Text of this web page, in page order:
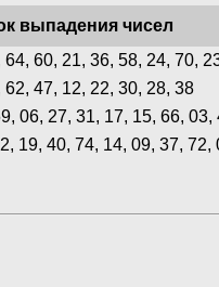
выпадения чисел
60, 21, 36, 58, 24, 70,
62, 47, 12, 22, 30, 28, 38
06, 27, 31, 17, 15, 66, 03,
19, 40, 74, 14, 09, 37, 72,